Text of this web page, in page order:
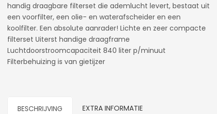
handig draagbare filterset die ademlucht levert, bestaat uit
een voorfilter, een olie- en waterafscheider en een
koolfilter. Een absolute aanrader! Lichte en zeer compacte
filterset Uiterst handige draagframe
Luchtdoorstroomcapaciteit 840 liter p/minuut
Filterbehuizing is van gietijzer
BESCHRIJVING EXTRA INFORMATIE